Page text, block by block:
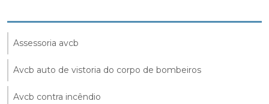
Assessoria avcb
Avcb auto de vistoria do corpo de bombeiros
Avcb contra incêndio